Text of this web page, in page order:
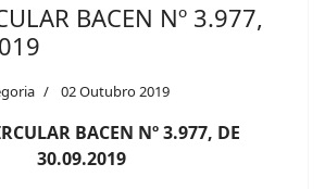
BACEN Nº 3.977,
02 Outubro 2019
BACEN Nº 3.977, DE
30.09.2019